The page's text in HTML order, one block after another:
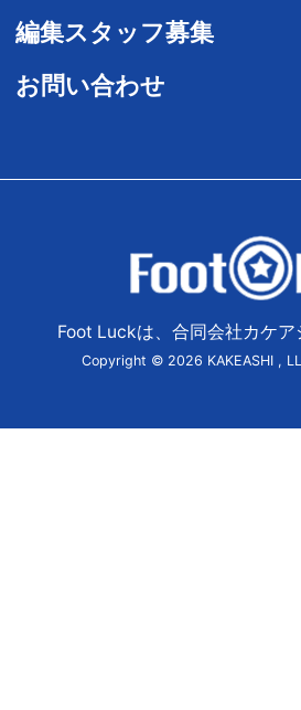
編集スタッフ募集
お問い合わせ
Foot Luckは、合同会社カケア
Copyright © 2026 KAKEASHI ,